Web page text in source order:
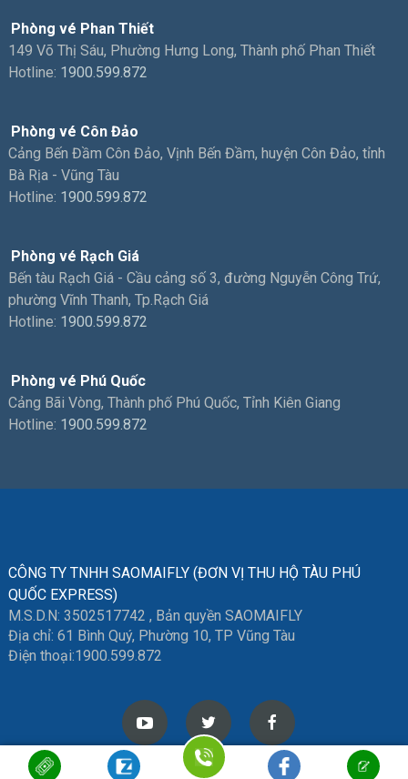
Phòng vé Phan Thiết
149 Võ Thị Sáu, Phường Hưng Long, Thành phố Phan Thiết
Hotline: 1900.599.872
Phòng vé Côn Đảo
Cảng Bến Đầm Côn Đảo, Vịnh Bến Đầm, huyện Côn Đảo, tỉnh
Bà Rịa - Vũng Tàu
Hotline: 1900.599.872
Phòng vé Rạch Giá
Bến tàu Rạch Giá - Cầu cảng số 3, đường Nguyễn Công Trứ,
phường Vĩnh Thanh, Tp.Rạch Giá
Hotline: 1900.599.872
Phòng vé Phú Quốc
Cảng Bãi Vòng, Thành phố Phú Quốc, Tỉnh Kiên Giang
Hotline: 1900.599.872
CÔNG TY TNHH SAOMAIFLY (ĐƠN VỊ THU HỘ TÀU PHÚ
QUỐC EXPRESS)
M.S.D.N: 3502517742 , Bản quyền SAOMAIFLY
Địa chỉ: 61 Bình Quý, Phường 10, TP Vũng Tàu
Điện thoại:1900.599.872